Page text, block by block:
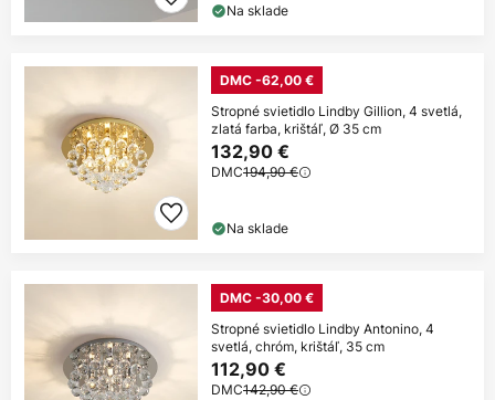
Na sklade
DMC -62,00 €
Stropné svietidlo Lindby Gillion, 4 svetlá,
zlatá farba, krištáľ, Ø 35 cm
132,90 €
DMC194,90 €
Na sklade
DMC -30,00 €
Stropné svietidlo Lindby Antonino, 4
svetlá, chróm, krištáľ, 35 cm
112,90 €
DMC142,90 €